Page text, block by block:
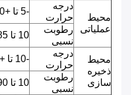
محیط
عملیاتی
درجه
حرارت
-5 تا +50 درجه سانتی گراد
رطوبت
نسبی
10 تا 85 درصد RH
محیط
ذخیره
سازی
درجه
حرارت
-10 تا +60 درجه سانتی گراد
رطوبت
نسبی
10 تا 90 درصد RH